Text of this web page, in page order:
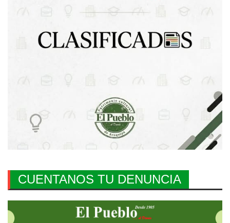
CUENTANOS TU DENUNCIA